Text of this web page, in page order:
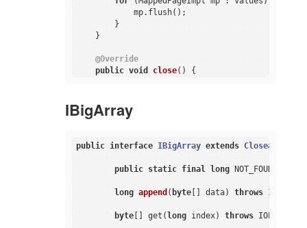
            mp.flush();
        }
    }
@Override
public void close()
{
            mp.clean();
        }
     * file 完整路径
@param
index
@return
private
String getFullPathByIndex
IBigArray
public interface IBigArray extends Closeable
public static final long NOT_FOUND = -
long append ( byte[] data) throws
byte[] get( long index) throws